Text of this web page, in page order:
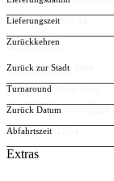
Lieferungszeit
Zurückkehren
Zurück zur Stadt
Turnaround
Zurück Datum
Abfahrtszeit
Extras